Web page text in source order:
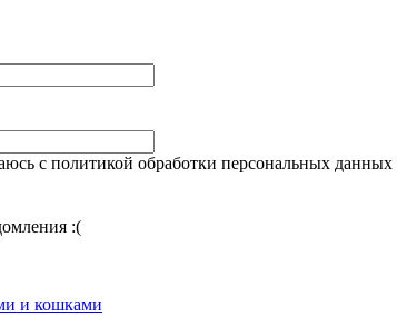
с политикой обработки персональных данных
:(
и кошками